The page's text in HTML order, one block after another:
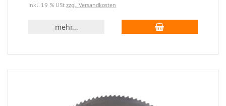
inkl. 19 % USt zzgl. Versandkosten
mehr...